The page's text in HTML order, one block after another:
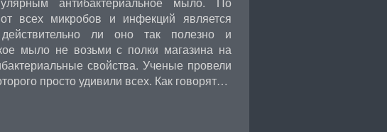
всех микробов и инфекций является
ли оно так полезно и
мыло не возьми с полки магазина на
свойства. Ученые провели
просто удивили всех. Как говорят…